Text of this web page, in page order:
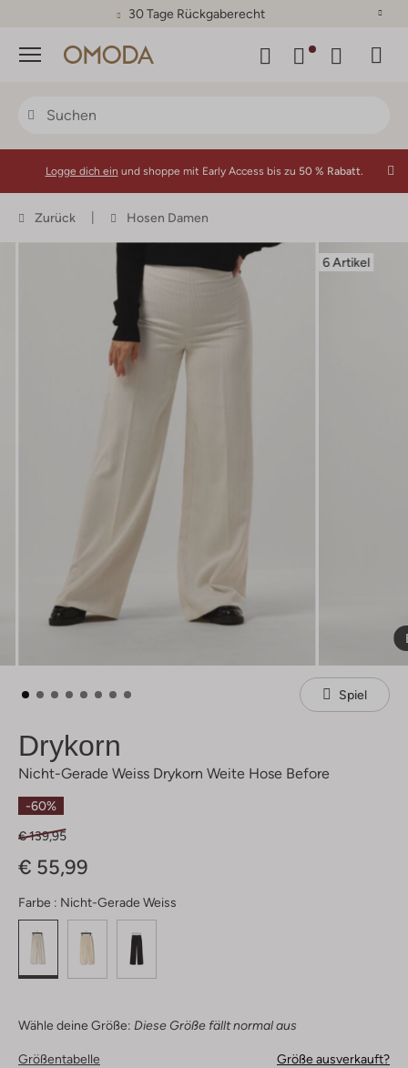
30 Tage Rückgaberecht
Menü
Logge dich ein und shoppe mit Early Access bis zu 50 % Rabatt.
Zurück Hosen Damen
6 Artikel
Spiel
Drykorn
Nicht-Gerade Weiss Drykorn Weite Hose Before
-60%
€ 139,95
€ 55,99
Farbe : Nicht-Gerade Weiss
Wähle deine Größe: Diese Größe fällt normal aus
Größentabelle Größe ausverkauft?